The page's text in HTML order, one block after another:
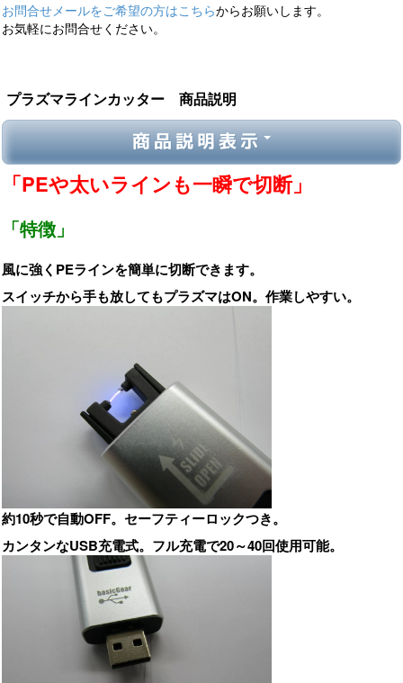
お問合せメールをご希望の方はこちらからお願いします。
お気軽にお問合せください。
プラズマラインカッター 商品説明
商品説明表示
「PEや太いラインも一瞬で切断」
「特徴」
風に強くPEラインを簡単に切断できます。
スイッチから手も放してもプラズマはON。作業しやすい。
約10秒で自動OFF。セーフティーロックつき。
カンタンなUSB充電式。フル充電で20～40回使用可能。